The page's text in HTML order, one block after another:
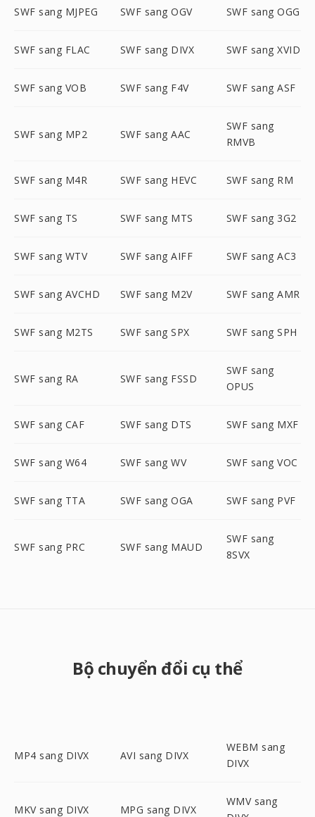
SWF sang MJPEG SWF sang OGV SWF sang OGG
SWF sang FLAC SWF sang DIVX SWF sang XVID
SWF sang VOB SWF sang F4V SWF sang ASF
SWF sang MP2 SWF sang AAC
SWF sang
RMVB
SWF sang M4R SWF sang HEVC SWF sang RM
SWF sang TS SWF sang MTS SWF sang 3G2
SWF sang WTV SWF sang AIFF SWF sang AC3
SWF sang AVCHD SWF sang M2V SWF sang AMR
SWF sang M2TS SWF sang SPX SWF sang SPH
SWF sang RA SWF sang FSSD
SWF sang
OPUS
SWF sang CAF SWF sang DTS SWF sang MXF
SWF sang W64 SWF sang WV SWF sang VOC
SWF sang TTA SWF sang OGA SWF sang PVF
SWF sang PRC SWF sang MAUD
SWF sang
8SVX
Bộ chuyển đổi cụ thể
MP4 sang DIVX AVI sang DIVX
WEBM sang
DIVX
MKV sang DIVX MPG sang DIVX
WMV sang